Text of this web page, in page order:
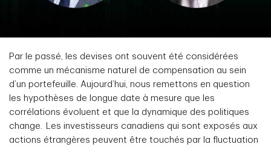
Par le passé, les devises ont souvent été considérées
comme un mécanisme naturel de compensation au sein
d’un portefeuille. Aujourd’hui, nous remettons en question
les hypothèses de longue date à mesure que les
corrélations évoluent et que la dynamique des politiques
change. Les investisseurs canadiens qui sont exposés aux
actions étrangères peuvent être touchés par la fluctuation